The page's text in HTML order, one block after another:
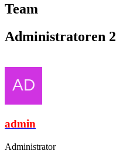
Team
Administratoren 2
admin
Administrator